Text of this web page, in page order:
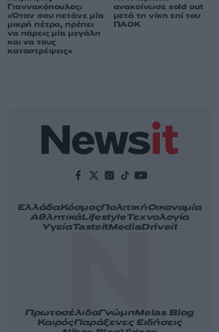
Γιαννακόπουλος:
«Όταν σου πετάνε μία
μικρή πέτρα, πρέπει
να πάρεις μία μεγάλη
και να τους
καταστρέψεις»
ανακοίνωσε sold out
μετά τη νίκη επί του
ΠΑΟΚ
ΕλλάδαΚόσμοςΠολιτικήΟικονομία
ΑθλητικάLifestyleΤεχνολογία
ΥγείαTasteitMediaDriveit
ΠρωτοσέλιδαΓνώμηMelas Blog
ΚαιρόςΠαράξενες Ειδήσεις